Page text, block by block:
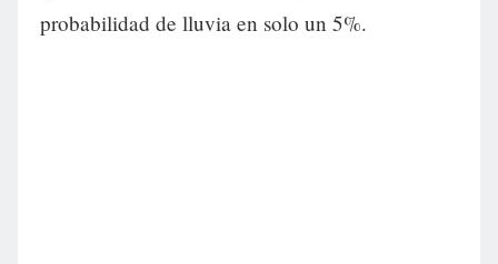
probabilidad de lluvia en solo un 5%.